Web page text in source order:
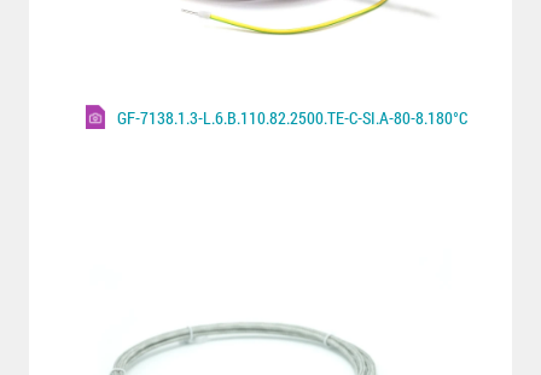
GF-7138.1.3-L.6.B.110.82.2500.TE-C-SI.A-80-8.180°C